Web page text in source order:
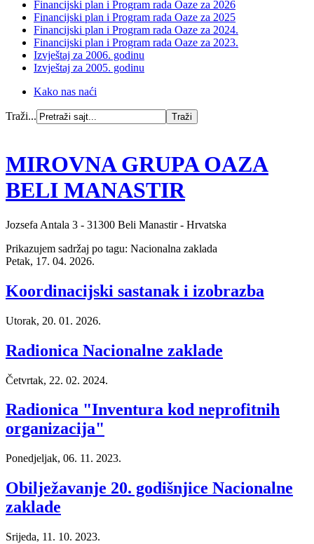
Financijski plan i Program rada Oaze za 2026
Financijski plan i Program rada Oaze za 2025
Financijski plan i Program rada Oaze za 2024.
Financijski plan i Program rada Oaze za 2023.
Izvještaj za 2006. godinu
Izvještaj za 2005. godinu
Kako nas naći
Traži...
MIROVNA GRUPA OAZA
BELI MANASTIR
Jozsefa Antala 3 - 31300 Beli Manastir - Hrvatska
Prikazujem sadržaj po tagu: Nacionalna zaklada
Petak, 17. 04. 2026.
Koordinacijski sastanak i izobrazba
Utorak, 20. 01. 2026.
Radionica Nacionalne zaklade
Četvrtak, 22. 02. 2024.
Radionica "Inventura kod neprofitnih
organizacija"
Ponedjeljak, 06. 11. 2023.
Obilježavanje 20. godišnjice Nacionalne
zaklade
Srijeda, 11. 10. 2023.